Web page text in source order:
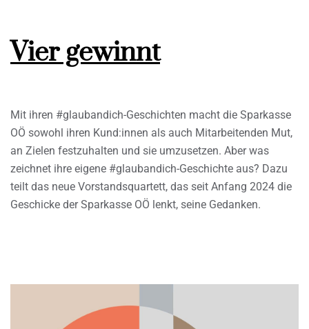
Vier gewinnt
Mit ihren #glaubandich-Geschichten macht die Sparkasse
OÖ sowohl ihren Kund:innen als auch Mitarbeitenden Mut,
an Zielen festzuhalten und sie umzusetzen. Aber was
zeichnet ihre eigene #glaubandich-Geschichte aus? Dazu
teilt das neue Vorstandsquartett, das seit Anfang 2024 die
Geschicke der Sparkasse OÖ lenkt, seine Gedanken.